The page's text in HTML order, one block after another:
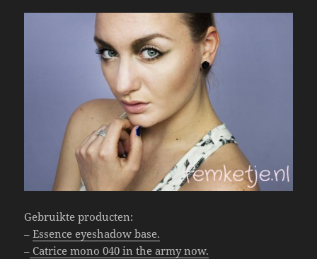
Gebruikte producten:
–Essence eyeshadow base.
– Catrice mono 040 in the army now.